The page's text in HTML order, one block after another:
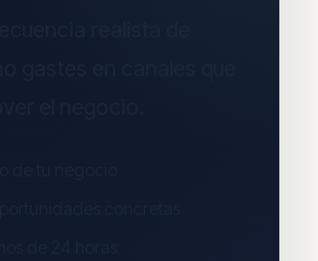
de tu negocio
concretas
de 24 horas